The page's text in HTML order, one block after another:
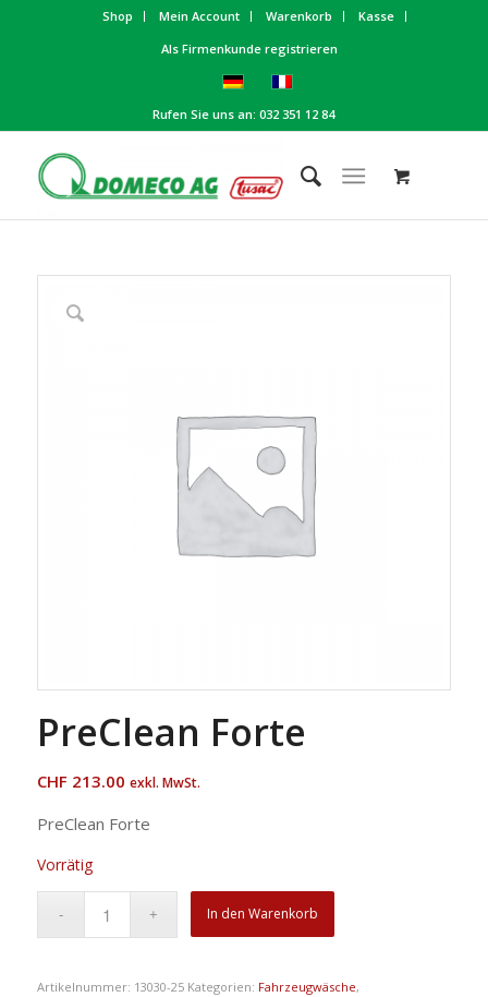
Shop Mein Account Warenkorb
Kasse
Als Firmenkunde registrieren
Rufen Sie uns an: 032 351 12 84
PreClean Forte
CHF 213.00 exkl. MwSt.
PreClean Forte
Vorrätig
In den Warenkorb
Artikelnummer: 13030-25 Kategorien: Fahrzeugwäsche,